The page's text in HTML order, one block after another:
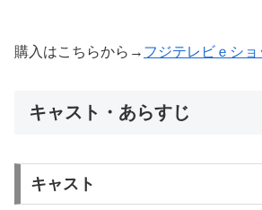
購入はこちらから→ フジテレビｅショ
キャスト・あらすじ
キャスト